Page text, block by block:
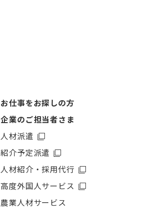
お仕事をお探しの方
企業のご担当者さま
人材派遣
紹介予定派遣
人材紹介・採用代行
高度外国人サービス
農業人材サービス